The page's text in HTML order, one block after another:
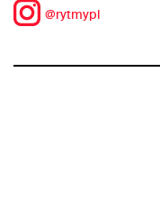
@rytmypl